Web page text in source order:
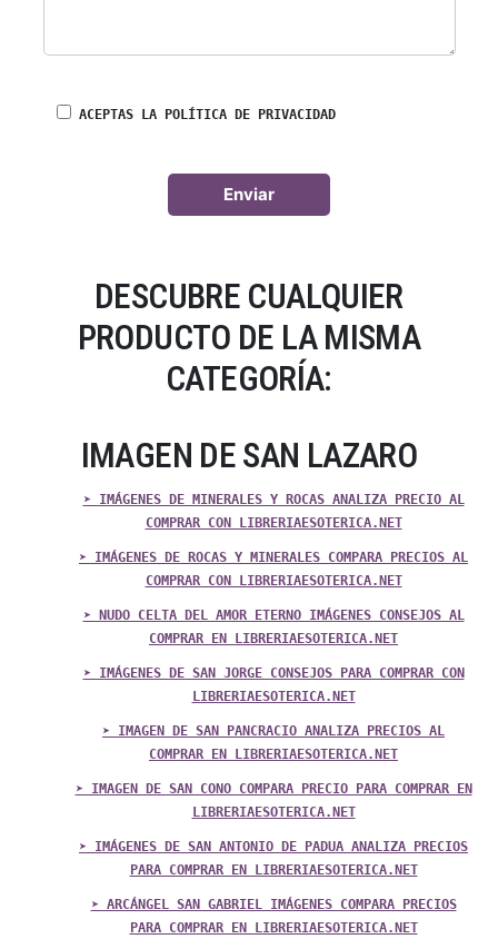
ACEPTAS LA POLÍTICA DE PRIVACIDAD
DESCUBRE CUALQUIER
PRODUCTO DE LA MISMA
CATEGORÍA:
IMAGEN DE SAN LAZARO
➤ IMÁGENES DE MINERALES Y ROCAS ANALIZA PRECIO AL
COMPRAR CON LIBRERIAESOTERICA.NET
➤ IMÁGENES DE ROCAS Y MINERALES COMPARA PRECIOS AL
COMPRAR CON LIBRERIAESOTERICA.NET
➤ NUDO CELTA DEL AMOR ETERNO IMÁGENES CONSEJOS AL
COMPRAR EN LIBRERIAESOTERICA.NET
➤ IMÁGENES DE SAN JORGE CONSEJOS PARA COMPRAR CON
LIBRERIAESOTERICA.NET
➤ IMAGEN DE SAN PANCRACIO ANALIZA PRECIOS AL
COMPRAR EN LIBRERIAESOTERICA.NET
➤ IMAGEN DE SAN CONO COMPARA PRECIO PARA COMPRAR EN
LIBRERIAESOTERICA.NET
➤ IMÁGENES DE SAN ANTONIO DE PADUA ANALIZA PRECIOS
PARA COMPRAR EN LIBRERIAESOTERICA.NET
➤ ARCÁNGEL SAN GABRIEL IMÁGENES COMPARA PRECIOS
PARA COMPRAR EN LIBRERIAESOTERICA.NET